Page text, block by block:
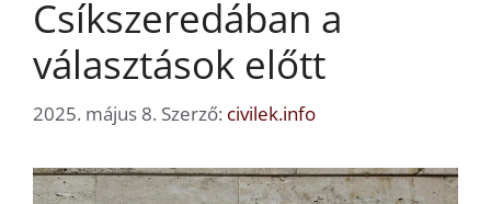
Csíkszeredában a
választások előtt
2025. május 8. Szerző: civilek.info